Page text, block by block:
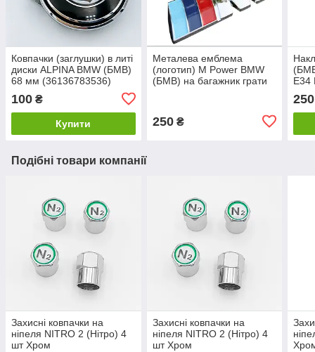
Ковпачки (заглушки) в литі
диски ALPINA BMW (БМВ)
68 мм (36136783536)
100 ₴
Купити
Металева емблема
(логотип) M Power BMW
(БМВ) на багажник грати
250₴
E34
250
Подібні товари компанії
Захисні ковпачки на
ніпеля NITRO 2 (Нітро) 4
шт Хром
Захисні ковпачки на
ніпеля NITRO 2 (Нітро) 4
шт Хром